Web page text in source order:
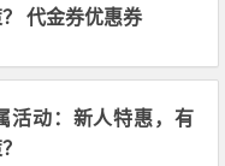
代金券优惠券
活动：新人特惠，有